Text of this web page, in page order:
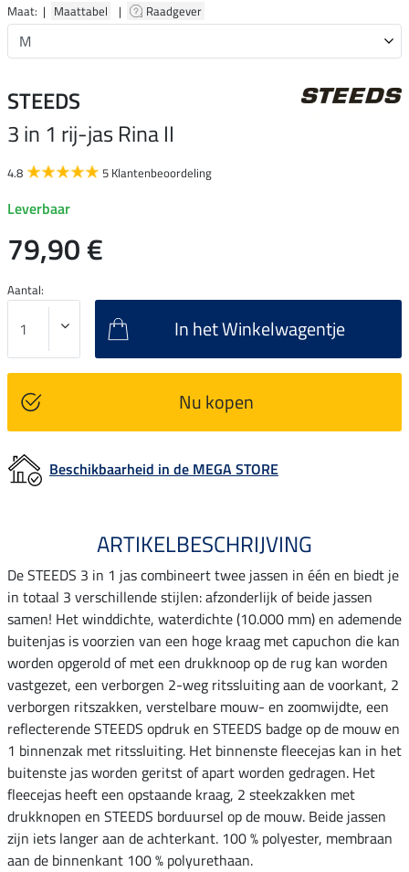
Maat: | Maattabel | Raadgever
STEEDS
3 in 1 rij-jas Rina II
4.8 5 Klantenbeoordeling
Leverbaar
79,90 €
Aantal:
In het Winkelwagentje
Nu kopen
Beschikbaarheid in de MEGA STORE
ARTIKELBESCHRIJVING
De STEEDS 3 in 1 jas combineert twee jassen in één en biedt je
in totaal 3 verschillende stijlen: afzonderlijk of beide jassen
samen! Het winddichte, waterdichte (10.000 mm) en ademende
buitenjas is voorzien van een hoge kraag met capuchon die kan
worden opgerold of met een drukknoop op de rug kan worden
vastgezet, een verborgen 2-weg ritssluiting aan de voorkant, 2
verborgen ritszakken, verstelbare mouw- en zoomwijdte, een
reflecterende STEEDS opdruk en STEEDS badge op de mouw en
1 binnenzak met ritssluiting. Het binnenste fleecejas kan in het
buitenste jas worden geritst of apart worden gedragen. Het
fleecejas heeft een opstaande kraag, 2 steekzakken met
drukknopen en STEEDS borduursel op de mouw. Beide jassen
zijn iets langer aan de achterkant. 100 % polyester, membraan
aan de binnenkant 100 % polyurethaan.